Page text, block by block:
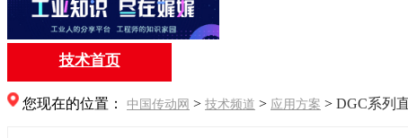
技术首页
您现在的位置： 中国传动网 > 技术频道 > 应用方案 > DGC系列